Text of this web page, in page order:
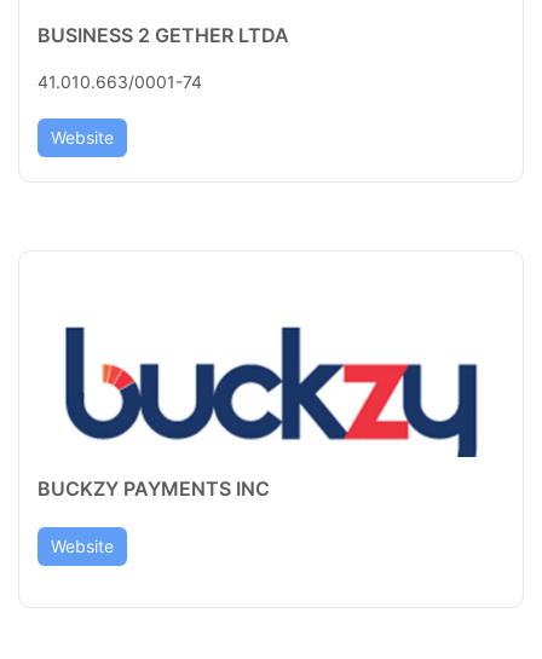
BUSINESS 2 GETHER LTDA
41.010.663/0001-74
Website
BUCKZY PAYMENTS INC
Website